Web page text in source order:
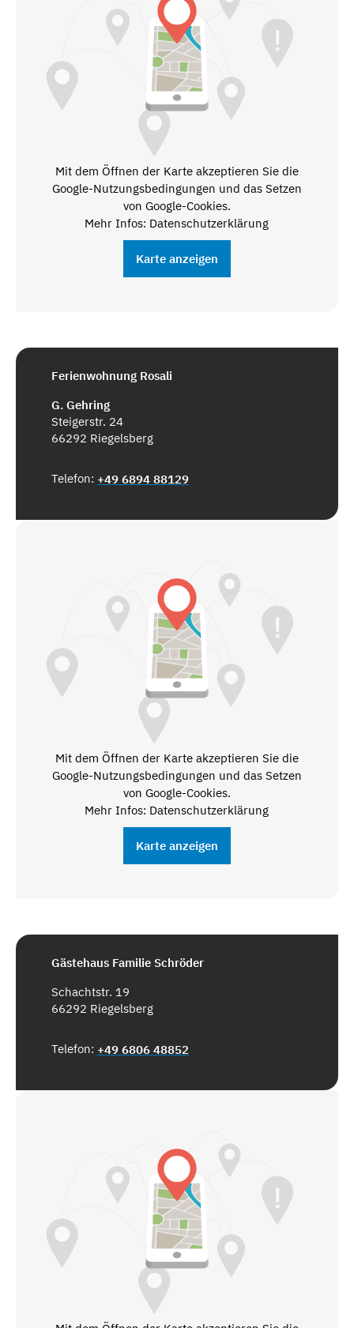
Mit dem Öffnen der Karte akzeptieren Sie die
Google-Nutzungsbedingungen und das Setzen
von Google-Cookies.
Mehr Infos: Datenschutzerklärung
Karte anzeigen
Ferienwohnung Rosali
G. Gehring
Steigerstr. 24
66292 Riegelsberg
Telefon: +49 6894 88129
Mit dem Öffnen der Karte akzeptieren Sie die
Google-Nutzungsbedingungen und das Setzen
von Google-Cookies.
Mehr Infos: Datenschutzerklärung
Karte anzeigen
Gästehaus Familie Schröder
Schachtstr. 19
66292 Riegelsberg
Telefon: +49 6806 48852